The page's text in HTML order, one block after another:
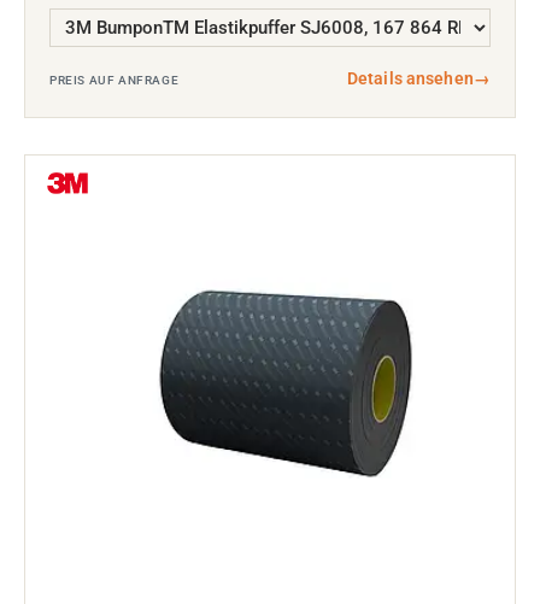
PREIS AUF ANFRAGE Details ansehen→